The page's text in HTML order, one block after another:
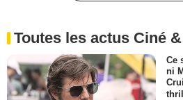
Toutes les actus Ciné
Ce
ni